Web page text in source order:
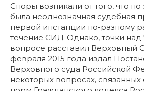
Споры возникали от того, что
была неоднозначная судебная
первой инстанции по-разному
течение СИД. Однако, точки над
вопросе расставил Верховный
февраля 2015 года издал
Верховного суда Российской
некоторых вопросах,